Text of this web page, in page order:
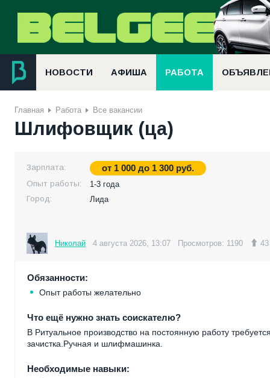
НОВОСТИ АФИША РАБОТА
Главная Работа Все вакансии
Шлифовщик (ца)
Зарплата: от 1 000до 1 300руб.
Опыт работы:
1-3 года
Город:
Лида
Николай 4 августа 2026, 13:07 Просмотров: 1190 43
Обязанности:
Опыт работы желательно
Что ещё нужно знать соискателю?
В Ритуальное производство на постоянную работу
зачистка.Ручная и шлифмашинка.
Необходимые навыки: